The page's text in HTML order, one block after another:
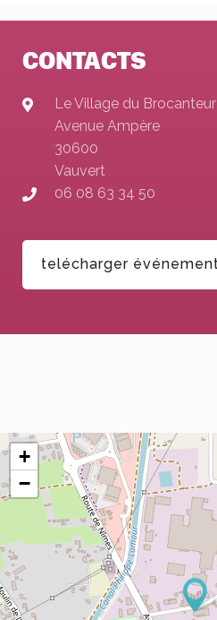
CONTACTS
Le Village du Brocanteur
Avenue Ampère
30600
Vauvert
06 08 63 34 50
+
−